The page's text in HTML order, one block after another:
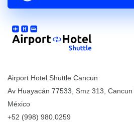
Airport Hotel Shuttle Cancun
Av Huayacán 77533, Smz 313 Cancun
México
+52 (998) 980.0259